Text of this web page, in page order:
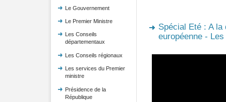
Le Gouvernement
Le Premier Ministre
Les Conseils
départementaux
Les Conseils régionaux
Les services du Premier
ministre
Présidence de la
République
Spécial Eté : A la
européenne -